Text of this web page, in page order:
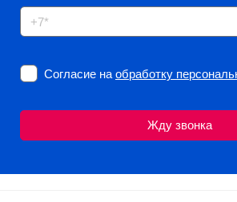
Согласие на обработку